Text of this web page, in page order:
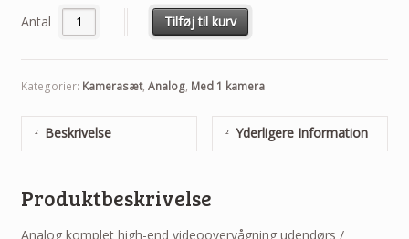
Antal Tilføj til kurv
Kategorier: Kamerasæt, Analog, Med 1 kamera
Beskrivelse Yderligere Information
Produktbeskrivelse
Analog komplet high-end videoovervågning udendørs /